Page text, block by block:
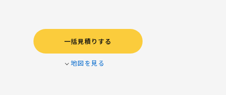
一括見積りする
地図を見る